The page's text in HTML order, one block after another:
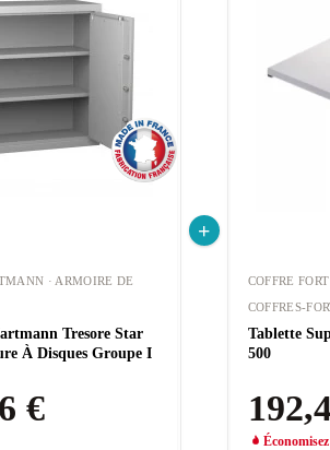
· ARMOIRE DE
Tresore Star
À Disques Groupe I
€
COFFRE
COFFRES-
Tablette
500